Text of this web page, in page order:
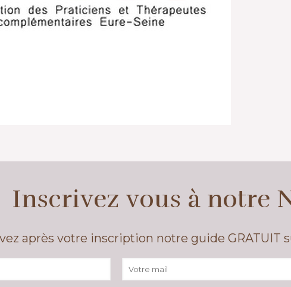
Inscrivez vous à notre
après votre inscription notre guide GRATUIT